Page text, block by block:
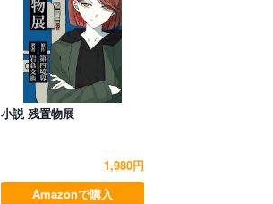
小説 残置物展
1,980円
Amazonで購入